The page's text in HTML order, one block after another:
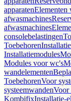
apparatenElementen
afwasmachines
afwasmachines
consolebelastingen
Toebehoren
Installatiemodules
Modules voor wc's
wandelementen
ToebehorenVoor
systeemwandenVoor
KombifixInstallatie-